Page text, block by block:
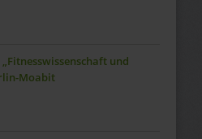
und
Moabit